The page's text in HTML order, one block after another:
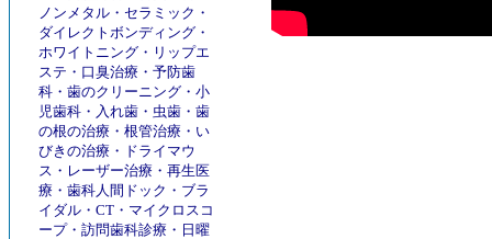
ノンメタル ・ セラミック ・
ダイレクトボンディング ・
ホワイトニング ・ リップエ
ステ ・ 口臭治療 ・ 予防歯
科 ・ 歯のクリーニング ・ 小
児歯科 ・ 入れ歯 ・ 虫歯 ・ 歯
の根の治療 ・ 根管治療 ・ い
びきの治療 ・ ドライマウ
ス ・ レーザー治療 ・ 再生医
療 ・ 歯科人間ドック ・ ブラ
イダル ・ CT ・ マイクロスコ
ープ・ 訪問歯科診療 ・ 日曜